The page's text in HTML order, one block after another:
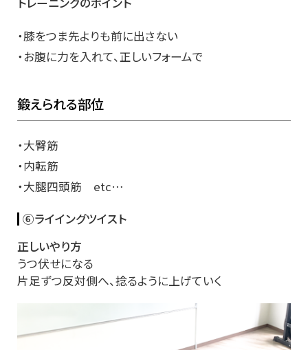
・膝をつま先よりも前に出さない
・お腹に力を入れて、正しいフォームで
鍛えられる部位
・大臀筋
・内転筋
・大腿四頭筋 etc…
⑥ライイングツイスト
正しいやり方
うつ伏せになる
片足ずつ反対側へ、捻るように上げていく